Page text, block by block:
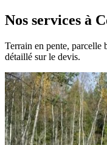
Nos services à
Terrain en pente, parcelle
détaillé sur le devis.